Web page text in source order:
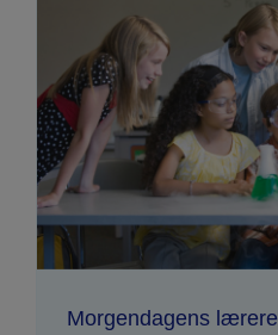
Morgendagens lærere